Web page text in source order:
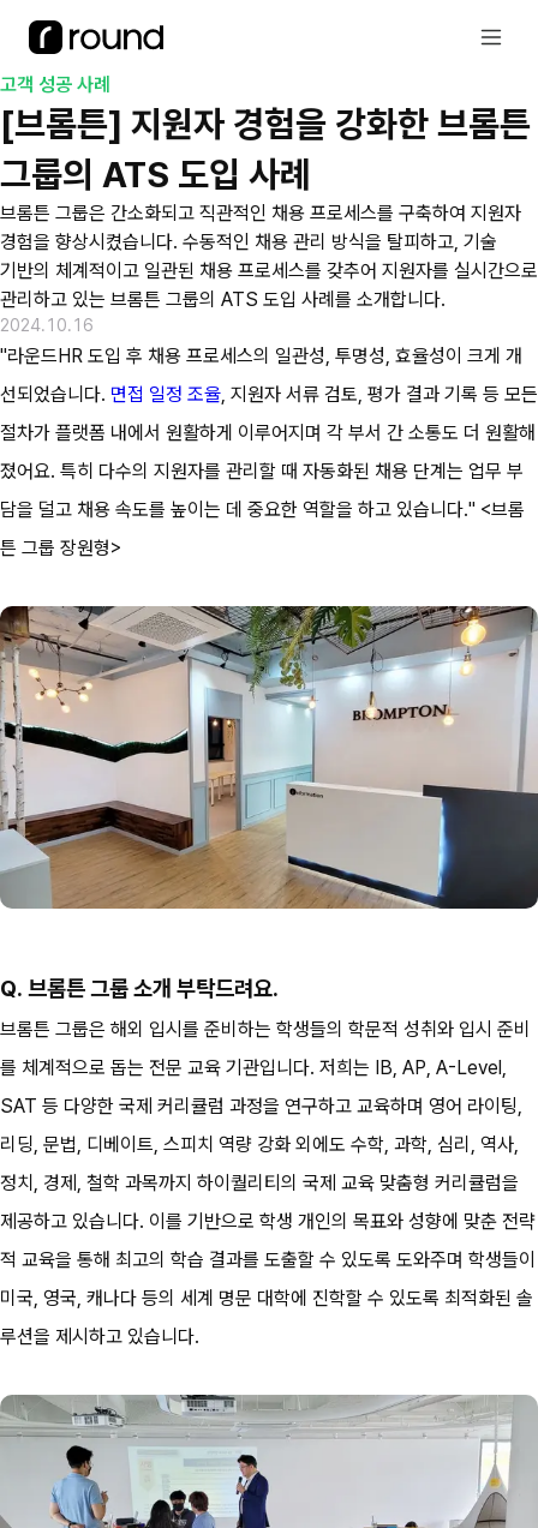
고객 성공 사례
[브롬튼] 지원자 경험을 강화한 브롬튼
그룹의 ATS 도입 사례
브롬튼 그룹은 간소화되고 직관적인 채용 프로세스를 구축하여 지원자
경험을 향상시켰습니다. 수동적인 채용 관리 방식을 탈피하고, 기술
기반의 체계적이고 일관된 채용 프로세스를 갖추어 지원자를 실시간으로
관리하고 있는 브롬튼 그룹의 ATS 도입 사례를 소개합니다.
2024.10.16
"라운드HR 도입 후 채용 프로세스의 일관성, 투명성, 효율성이 크게 개
선되었습니다. 면접 일정 조율, 지원자 서류 검토, 평가 결과 기록 등 모든
절차가 플랫폼 내에서 원활하게 이루어지며 각 부서 간 소통도 더 원활해
졌어요. 특히 다수의 지원자를 관리할 때 자동화된 채용 단계는 업무 부
담을 덜고 채용 속도를 높이는 데 중요한 역할을 하고 있습니다." <브롬
튼 그룹 장원형>
Q. 브롬튼 그룹 소개 부탁드려요.
브롬튼 그룹은 해외 입시를 준비하는 학생들의 학문적 성취와 입시 준비
를 체계적으로 돕는 전문 교육 기관입니다. 저희는 IB, AP, A-Level,
SAT 등 다양한 국제 커리큘럼 과정을 연구하고 교육하며 영어 라이팅,
리딩, 문법, 디베이트, 스피치 역량 강화 외에도 수학, 과학, 심리, 역사,
정치, 경제, 철학 과목까지 하이퀄리티의 국제 교육 맞춤형 커리큘럼을
제공하고 있습니다. 이를 기반으로 학생 개인의 목표와 성향에 맞춘 전략
적 교육을 통해 최고의 학습 결과를 도출할 수 있도록 도와주며 학생들이
미국, 영국, 캐나다 등의 세계 명문 대학에 진학할 수 있도록 최적화된 솔
루션을 제시하고 있습니다.